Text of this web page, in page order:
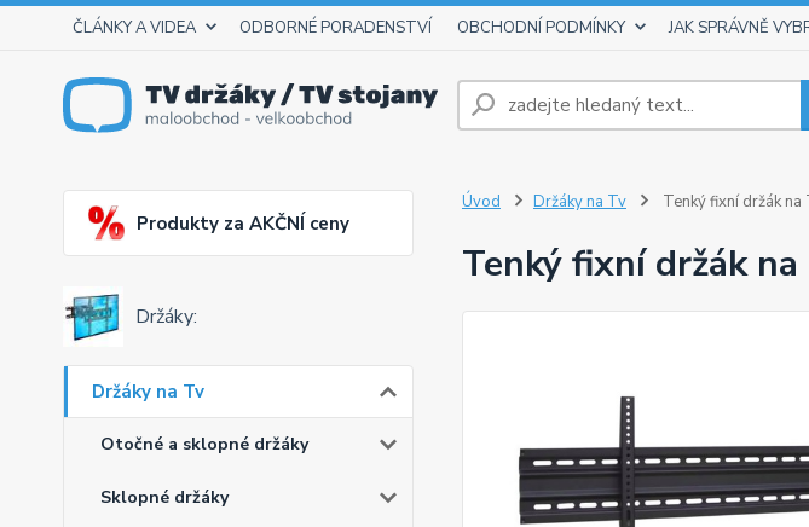
ČLÁNKY A VIDEA ODBORNÉ PORADENSTVÍ OBCHODNÍ PODMÍNKY JAK SPRÁVNĚ
Produkty za AKČNÍ ceny
Držáky:
Držáky na Tv
Otočné a sklopné držáky
Sklopné držáky
Úvod Držáky na Tv Tenký fixní držák na
Tenký fixní držák